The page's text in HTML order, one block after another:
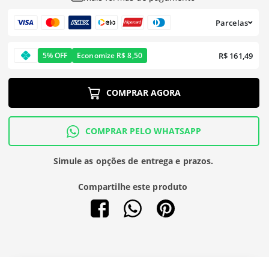
Parcelas
5% OFF Economize R$ 8,50 R$ 161,49
COMPRAR AGORA
COMPRAR PELO WHATSAPP
Simule as opções de entrega e prazos.
Compartilhe este produto